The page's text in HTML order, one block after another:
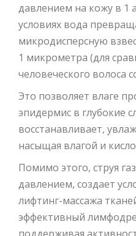
давлением на кожу в 1
условиях вода
микродисперсную
1 микрометра (для
человеческого волоса
Это позволяет влаге
эпидермис в глубокие
восстанавливает,
насыщая влагой и
Помимо этого, струя
давлением, создает
лифтинг-массажа
эффективный
поддерживая